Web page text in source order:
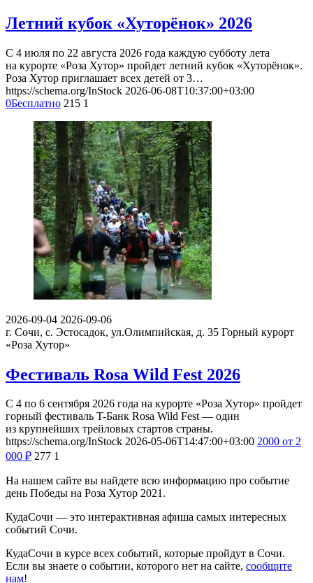
Летний кубок «Хуторёнок» 2026
С 4 июля по 22 августа 2026 года каждую субботу лета
на курорте «Роза Хутор» пройдет летний кубок «Хуторёнок».
Роза Хутор приглашает всех детей от 3…
https://schema.org/InStock 2026-06-08T10:37:00+03:00
0Бесплатно 215 1
2026-09-04 2026-09-06
г. Сочи, с. Эстосадок, ул.Олимпийская, д. 35 Горный курорт
«Роза Хутор»
Фестиваль Rosa Wild Fest 2026
С 4 по 6 сентября 2026 года на курорте «Роза Хутор» пройдет
горный фестиваль T-Банк Rosa Wild Fest — один
из крупнейших трейловых стартов страны.
https://schema.org/InStock 2026-05-06T14:47:00+03:00 2000 от 2
000 ₽ 277 1
На нашем сайте вы найдете всю информацию про событие
день Победы на Роза Хутор 2021.
КудаСочи — это интерактивная афиша самых интересных
событий Сочи.
КудаСочи в курсе всех событий, которые пройдут в Сочи.
Если вы знаете о событии, которого нет на сайте, сообщите
нам!